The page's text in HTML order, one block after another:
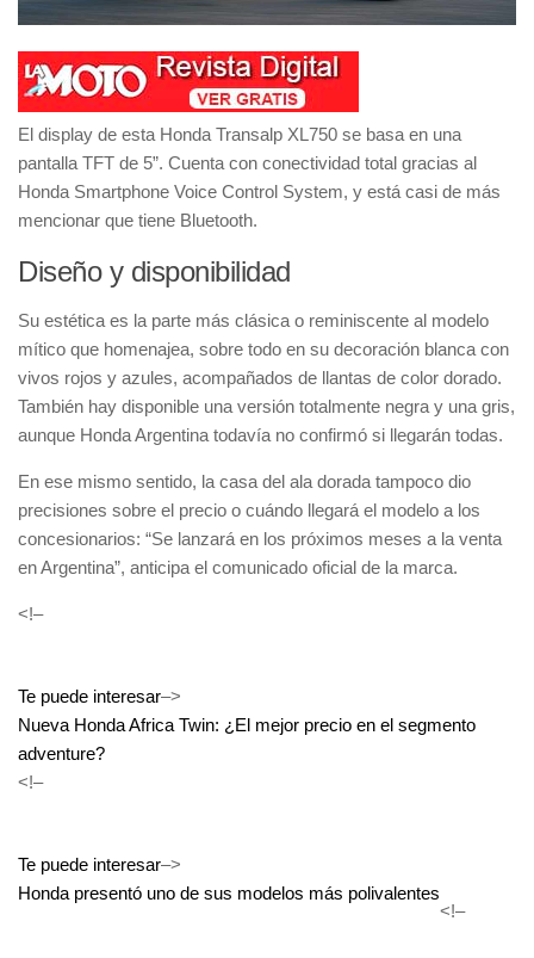
El display de esta Honda Transalp XL750 se basa en una
pantalla TFT de 5”. Cuenta con conectividad total gracias al
Honda Smartphone Voice Control System, y está casi de más
mencionar que tiene Bluetooth.
Diseño y disponibilidad
Su estética es la parte más clásica o reminiscente al modelo
mítico que homenajea, sobre todo en su decoración blanca con
vivos rojos y azules, acompañados de llantas de color dorado.
También hay disponible una versión totalmente negra y una gris,
aunque Honda Argentina todavía no confirmó si llegarán todas.
En ese mismo sentido, la casa del ala dorada tampoco dio
precisiones sobre el precio o cuándo llegará el modelo a los
concesionarios: “Se lanzará en los próximos meses a la venta
en Argentina”, anticipa el comunicado oficial de la marca.
<!–
Te puede interesar
Nueva Honda Africa Twin: ¿El mejor precio en el segmento
adventure?
–>
<!–
Te puede interesar
Honda presentó uno de sus modelos más polivalentes
–>
<!–